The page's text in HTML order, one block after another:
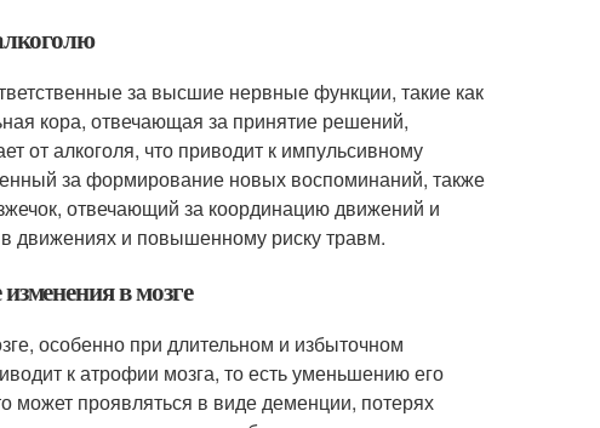
за высшие нервные функции, такие как
кора, отвечающая за принятие решений,
от алкоголя, что приводит к импульсивному
за формирование новых воспоминаний, также
отвечающий за координацию движений и
в движениях и повышенному риску травм.
в мозге
особенно при длительном и избыточном
к атрофии мозга, то есть уменьшению его
может проявляться в виде деменции, потерях